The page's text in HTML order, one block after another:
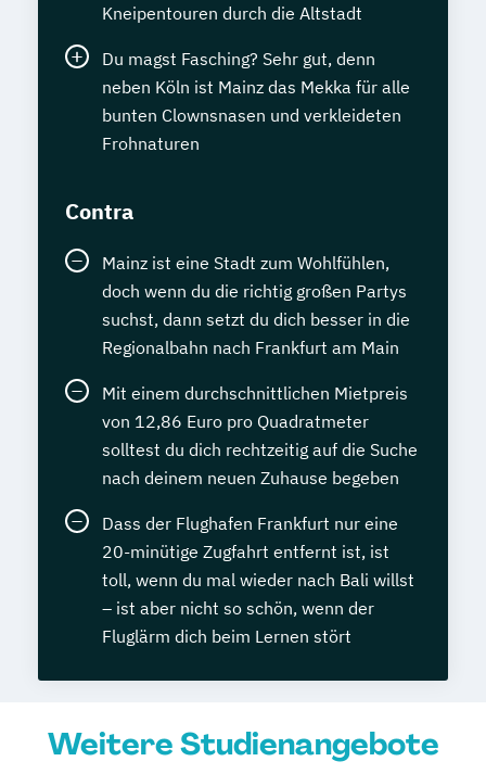
Kneipentouren durch die Altstadt
Du magst Fasching? Sehr gut, denn
neben Köln ist Mainz das Mekka für alle
bunten Clownsnasen und verkleideten
Frohnaturen
Contra
Mainz ist eine Stadt zum Wohlfühlen,
doch wenn du die richtig großen Partys
suchst, dann setzt du dich besser in die
Regionalbahn nach Frankfurt am Main
Mit einem durchschnittlichen Mietpreis
von 12,86 Euro pro Quadratmeter
solltest du dich rechtzeitig auf die Suche
nach deinem neuen Zuhause begeben
Dass der Flughafen Frankfurt nur eine
20-minütige Zugfahrt entfernt ist, ist
toll, wenn du mal wieder nach Bali willst
– ist aber nicht so schön, wenn der
Fluglärm dich beim Lernen stört
Weitere Studienangebote